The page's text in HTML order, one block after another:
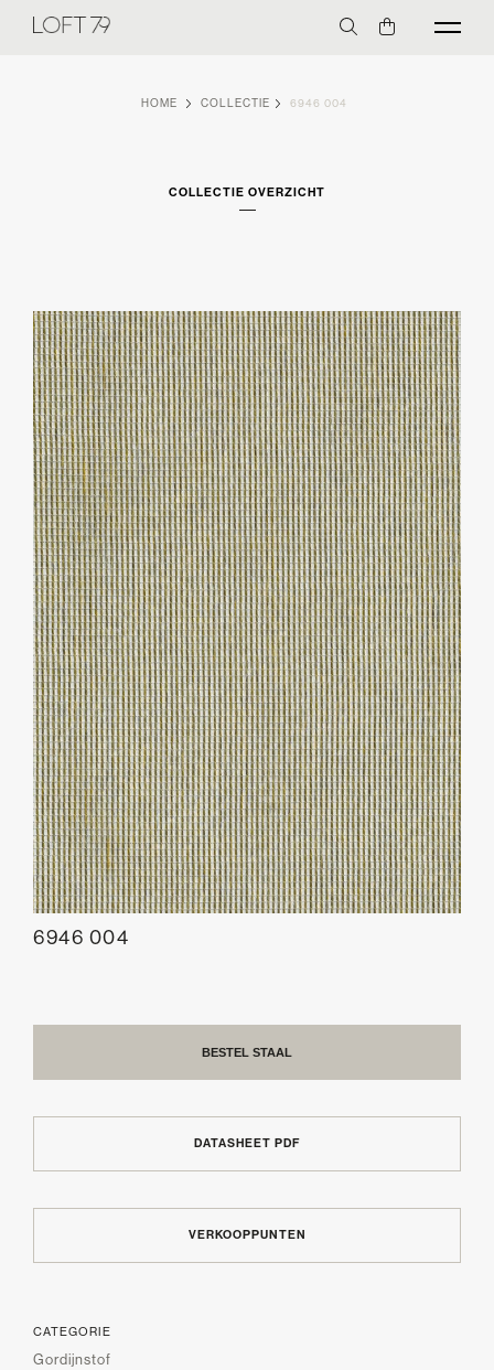
HOME COLLECTIE 6946 004
COLLECTIE OVERZICHT
6946 004
BESTEL STAAL
DATASHEET PDF
VERKOOPPUNTEN
CATEGORIE
Gordijnstof